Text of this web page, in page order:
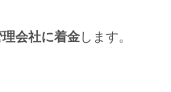
会社に着金します。